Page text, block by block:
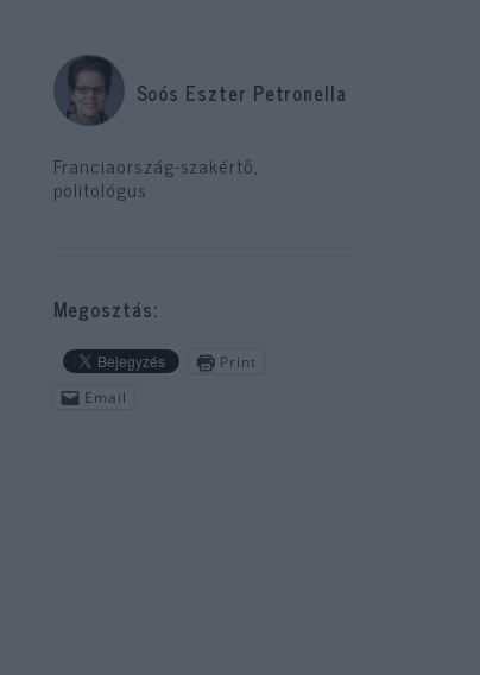
Soós Eszter Petronella
Franciaország-szakértő,
politológus
Megosztás:
Print
Email